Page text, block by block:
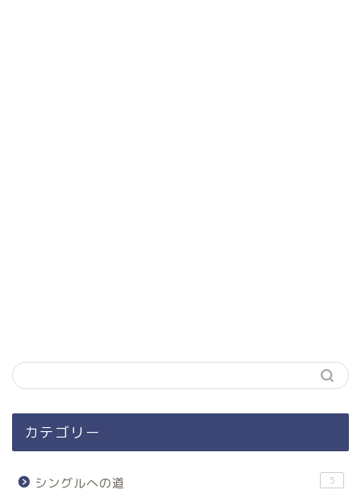
カテゴリー
シングルへの道 5